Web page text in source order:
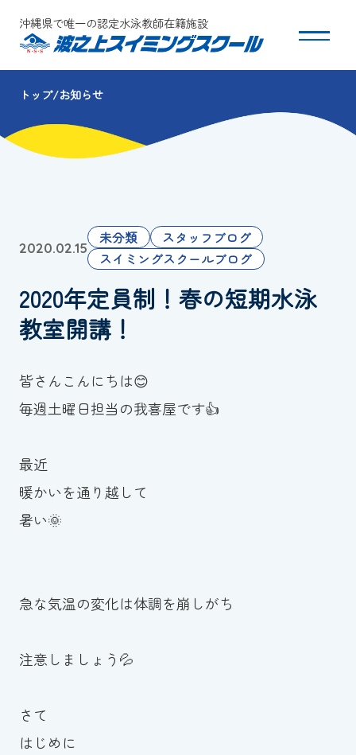
沖縄県で唯一の認定水泳教師在籍施設
スクールについて
コース・クラス紹介
団体会員募集
保護者の方へ
採用情報
お知らせ
波スイタイムズ
お問い合わせ
Tel.098-863-7264
メールでお問い合わせ
トップ お知らせ
2020.02.15
未分類
スタッフブログ
スイミングスクールブログ
2020年定員制！春の短期水泳
教室開講！
皆さんこんにちは😊
毎週土曜日担当の我喜屋です👍
最近
暖かいを通り越して
暑い🌞
急な気温の変化は体調を崩しがち
注意しましょう💦
さて
はじめに